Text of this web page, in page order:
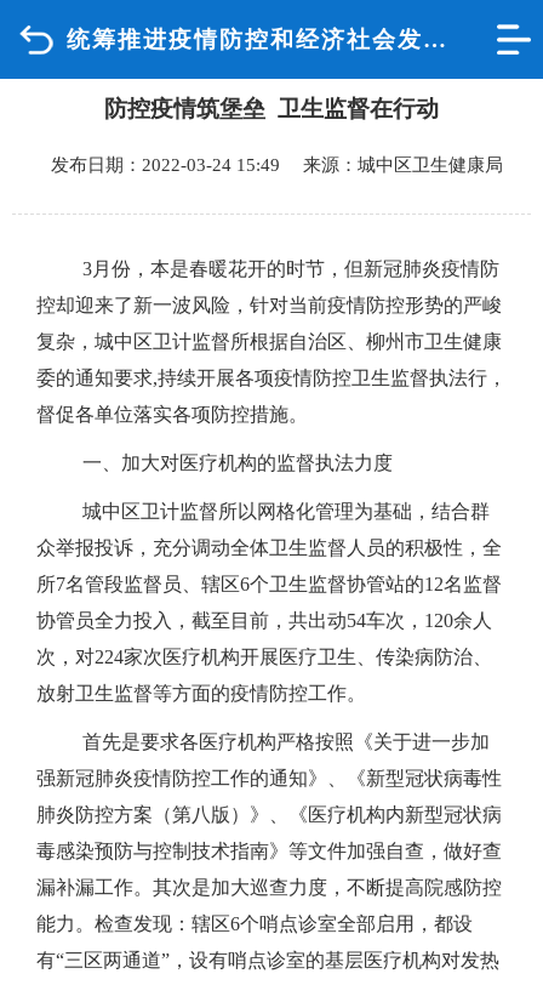
统筹推进疫情防控和经济社会发展
首页
新闻中心
网上办事
互动回应
防控疫情筑堡垒 卫生监督在行动
发布日期：2022-03-24 15:49 来源：城中区卫生健康局
3月份，本是春暖花开的时节，但新冠肺炎疫情防
控却迎来了新一波风险，针对当前疫情防控形势的严峻
复杂，城中区卫计监督所根据自治区、柳州市卫生健康
委的通知要求,持续开展各项疫情防控卫生监督执法行，
督促各单位落实各项防控措施。
一、加大对医疗机构的监督执法力度
城中区卫计监督所以网格化管理为基础，结合群
众举报投诉，充分调动全体卫生监督人员的积极性，全
所7名管段监督员、辖区6个卫生监督协管站的12名监督
协管员全力投入，截至目前，共出动54车次，120余人
次，对224家次医疗机构开展医疗卫生、传染病防治、
放射卫生监督等方面的疫情防控工作。
首先是要求各医疗机构严格按照《关于进一步加
强新冠肺炎疫情防控工作的通知》、《新型冠状病毒性
肺炎防控方案（第八版）》、《医疗机构内新型冠状病
毒感染预防与控制技术指南》等文件加强自查，做好查
漏补漏工作。其次是加大巡查力度，不断提高院感防控
能力。检查发现：辖区6个哨点诊室全部启用，都设
有“三区两通道”，设有哨点诊室的基层医疗机构对发热